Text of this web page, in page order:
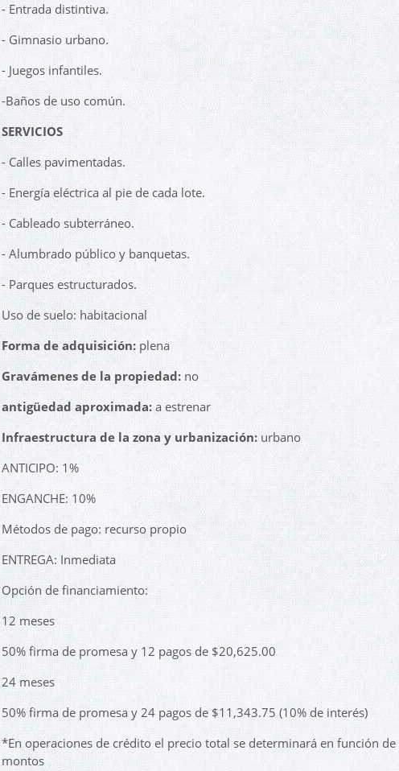
- Entrada distintiva.
- Gimnasio urbano.
- Juegos infantiles.
-Baños de uso común.
SERVICIOS
- Calles pavimentadas.
- Energía eléctrica al pie de cada lote.
- Cableado subterráneo.
- Alumbrado público y banquetas.
- Parques estructurados.
Uso de suelo: habitacional
Forma de adquisición:plena
Gravámenes de la propiedad:no
antigüedad aproximada:a estrenar
Infraestructura de la zona y urbanización:urbano
ANTICIPO: 1%
ENGANCHE: 10%
Métodos de pago: recurso propio
ENTREGA: Inmediata
Opción de financiamiento:
12 meses
50% firma de promesa y 12 pagos de $20,625.00
24 meses
50% firma de promesa y 24 pagos de $11,343.75 (10% de interés)
*En operaciones de crédito el precio total se determinará en función de
montos